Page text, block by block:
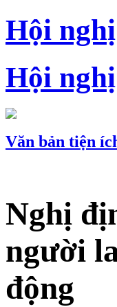
Hội
Hội
Văn bản tiện
Nghị
người
động